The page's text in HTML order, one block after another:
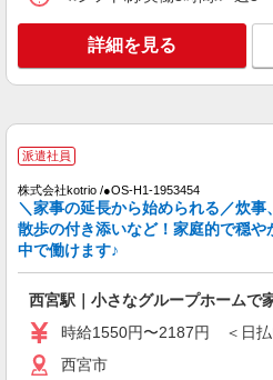
契約社員
香櫨園ケアセンターそよ風：RO12123
ショートステイ
【月給】295,792円
分） ※12回目以降は1
酬：平均34.1万円
支給実績 ※処遇改善手当は試用期間中(3ヶ月)は支
給なし
兵庫県西宮市
正社員
香櫨園ケアセンターそよ風：RO9861
ショートステイ
【月給】268,920円
格手当：10,000円
当：30,000円（5
詳細を見る
派遣社員
株式会社kotrio /●OS-H1-1953454
＼家事の延長から始められる／炊事
散歩の付き添いなど！家庭的で穏や
中で働けます♪
西宮駅｜小さなグループホームで
時給1550円〜2187円 ＜日払
西宮市